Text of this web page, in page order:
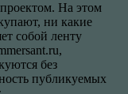
На этом
ни какие
собой ленту
без
публикуемых